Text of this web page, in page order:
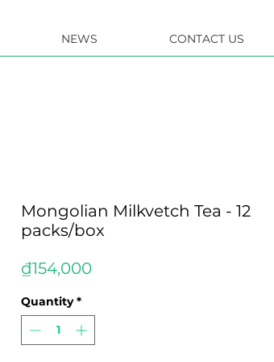
NEWS CONTACT US
Mongolian Milkvetch Tea - 12
packs/box
₫154,000Price
Quantity *